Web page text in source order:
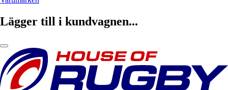
Lägger till i kundvagnen...